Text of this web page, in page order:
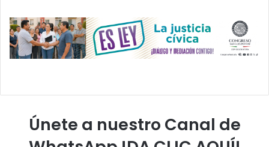
Únete a nuestro Canal de